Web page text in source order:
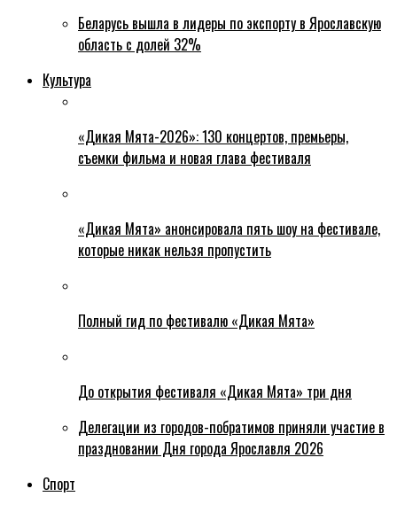
Беларусь вышла в лидеры по экспорту в Ярославскую
область с долей 32%
Культура
«Дикая Мята-2026»: 130 концертов, премьеры,
съемки фильма и новая глава фестиваля
«Дикая Мята» анонсировала пять шоу на фестивале,
которые никак нельзя пропустить
Полный гид по фестивалю «Дикая Мята»
До открытия фестиваля «Дикая Мята» три дня
Делегации из городов-побратимов приняли участие в
праздновании Дня города Ярославля 2026
Спорт